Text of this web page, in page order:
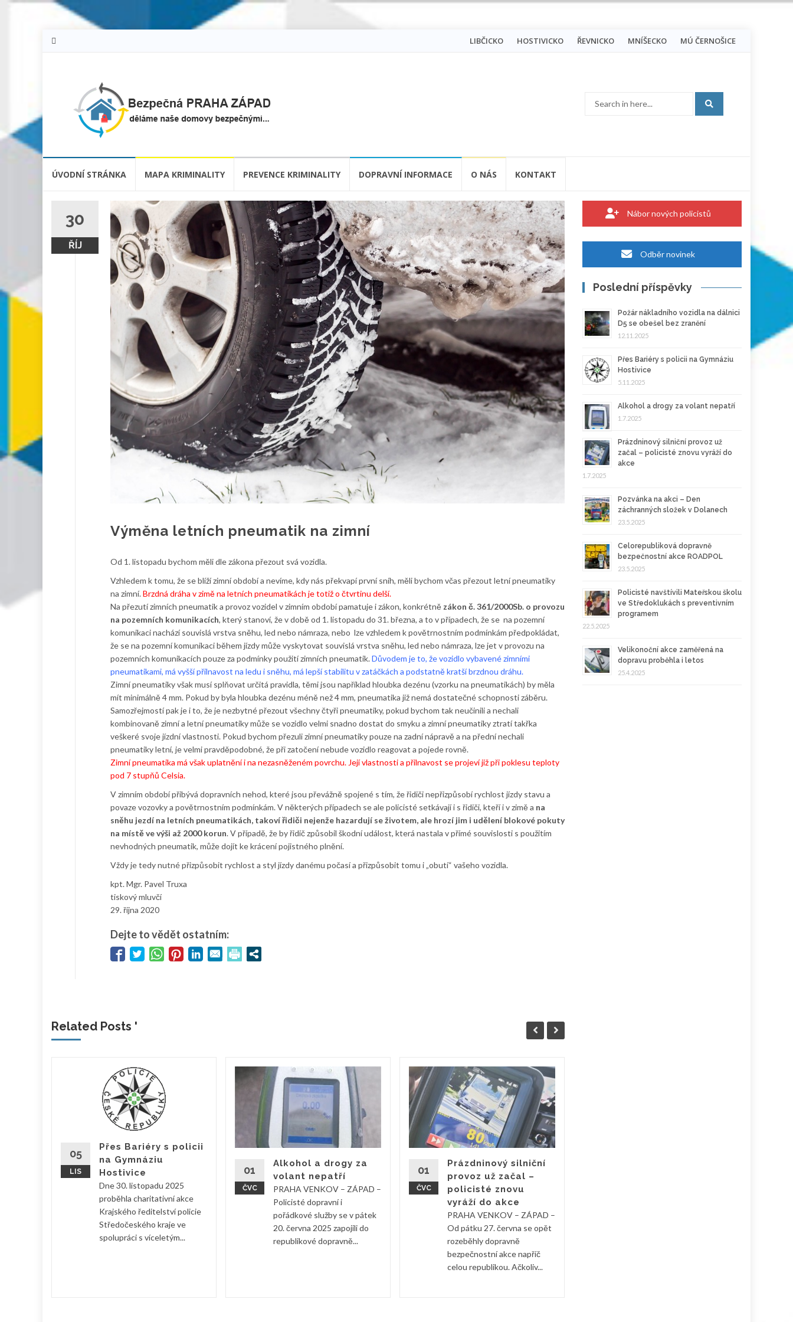
Skip
LIBČICKO HOSTIVICKO ŘEVNICKO MNÍŠECKO MÚ ČERNOŠICE
ÚVODNÍ STRÁNKA MAPA KRIMINALITY PREVENCE KRIMINALITY DOPRAVNÍ INFORMACE O NÁS KONTAKT
30
ŘÍJ
Výměna letních pneumatik na zimní
Od 1. listopadu bychom měli dle zákona přezout svá vozidla.
Vzhledem k tomu, že se blíží zimní období a nevíme, kdy nás překvapí první sníh, měli bychom včas přezout letní pneumatiky
na zimní.Brzdná dráha v zimě na letních pneumatikách je totiž o čtvrtinu delší.
Na přezutí zimních pneumatik a provoz vozidel v zimním období pamatuje i zákon, konkrétně zákon č. 361/2000Sb. o provozu
na pozemních komunikacích, který stanoví, že v době od 1. listopadu do 31. března, a to v případech, že se na pozemní
komunikaci nachází souvislá vrstva sněhu, led nebo námraza, nebo lze vzhledem k povětrnostním podmínkám předpokládat,
že se na pozemní komunikaci během jízdy může vyskytovat souvislá vrstva sněhu, led nebo námraza, lze jet v provozu na
pozemních komunikacích pouze za podmínky použití zimních pneumatik.Důvodem je to, že vozidlo vybavené zimními
pneumatikami, má vyšší přilnavost na ledu i sněhu, má lepší stabilitu v zatáčkách a podstatně kratší brzdnou dráhu.
Zimní pneumatiky však musí splňovat určitá pravidla, těmi jsou například hloubka dezénu (vzorku na pneumatikách) by měla
mít minimálně 4 mm. Pokud by byla hloubka dezénu méně než 4 mm, pneumatika již nemá dostatečné schopnosti záběru.
Samozřejmostí pak je i to, že je nezbytné přezout všechny čtyři pneumatiky, pokud bychom tak neučinili a nechali
kombinovaně zimní a letní pneumatiky může se vozidlo velmi snadno dostat do smyku a zimní pneumatiky ztratí takřka
veškeré svoje jízdní vlastnosti. Pokud bychom přezuli zimní pneumatiky pouze na zadní nápravě a na přední nechali
pneumatiky letní, je velmi pravděpodobné, že při zatočení nebude vozidlo reagovat a pojede rovně.
Zimní pneumatika má však uplatnění i na nezasněženém povrchu. Její vlastnosti a přilnavost se projeví již při poklesu teploty
pod 7 stupňů Celsia.
V zimním období přibývá dopravních nehod, které jsou převážně spojené s tím, že řidiči nepřizpůsobí rychlost jízdy stavu a
povaze vozovky a povětrnostním podmínkám. V některých případech se ale policisté setkávají i s řidiči, kteří i v zimě a na
sněhu jezdí na letních pneumatikách, takoví řidiči nejenže hazardují se životem, ale hrozí jim i udělení blokové pokuty
na místě ve výši až 2000 korun. V případě, že by řidič způsobil škodní událost, která nastala v přímé souvislosti s použitím
nevhodných pneumatik, může dojít ke krácení pojistného plnění.
Vždy je tedy nutné přizpůsobit rychlost a styl jízdy danému počasí a přizpůsobit tomu i „obutí“ vašeho vozidla.
kpt. Mgr. Pavel Truxa
tiskový mluvčí
29. října 2020
Dejte to vědět ostatním:
Related Posts '
05
LIS
Přes Bariéry s policii
na Gymnáziu
Hostivice
Dne 30. listopadu 2025
proběhla charitativní akce
Krajského ředitelství policie
Středočeského kraje ve
spolupráci s víceletým...
01
ČVC
Alkohol a drogy za
volant nepatří
PRAHA VENKOV – ZÁPAD –
Policisté dopravní i
pořádkové služby se v pátek
20. června 2025 zapojili do
republikové dopravně...
01
ČVC
Prázdninový silniční
provoz už začal –
policisté znovu
vyráží do akce
PRAHA VENKOV – ZÁPAD –
Od pátku 27. června se opět
rozeběhly dopravně
bezpečnostní akce napříč
celou republikou. Ačkoliv...
Nábor nových policistů
Odběr novinek
Poslední příspěvky
Požár nákladního vozidla na dálnici
D5 se obešel bez zranění
12.11.2025
Přes Bariéry s policii na Gymnáziu
Hostivice
5.11.2025
Alkohol a drogy za volant nepatří
1.7.2025
Prázdninový silniční provoz už
začal – policisté znovu vyráží do
akce
1.7.2025
Pozvánka na akci – Den
záchranných složek v Dolanech
23.5.2025
Celorepubliková dopravně
bezpečnostní akce ROADPOL
23.5.2025
Policisté navštívili Mateřskou školu
ve Středoklukách s preventivním
programem
22.5.2025
Velikonoční akce zaměřená na
dopravu proběhla i letos
25.4.2025